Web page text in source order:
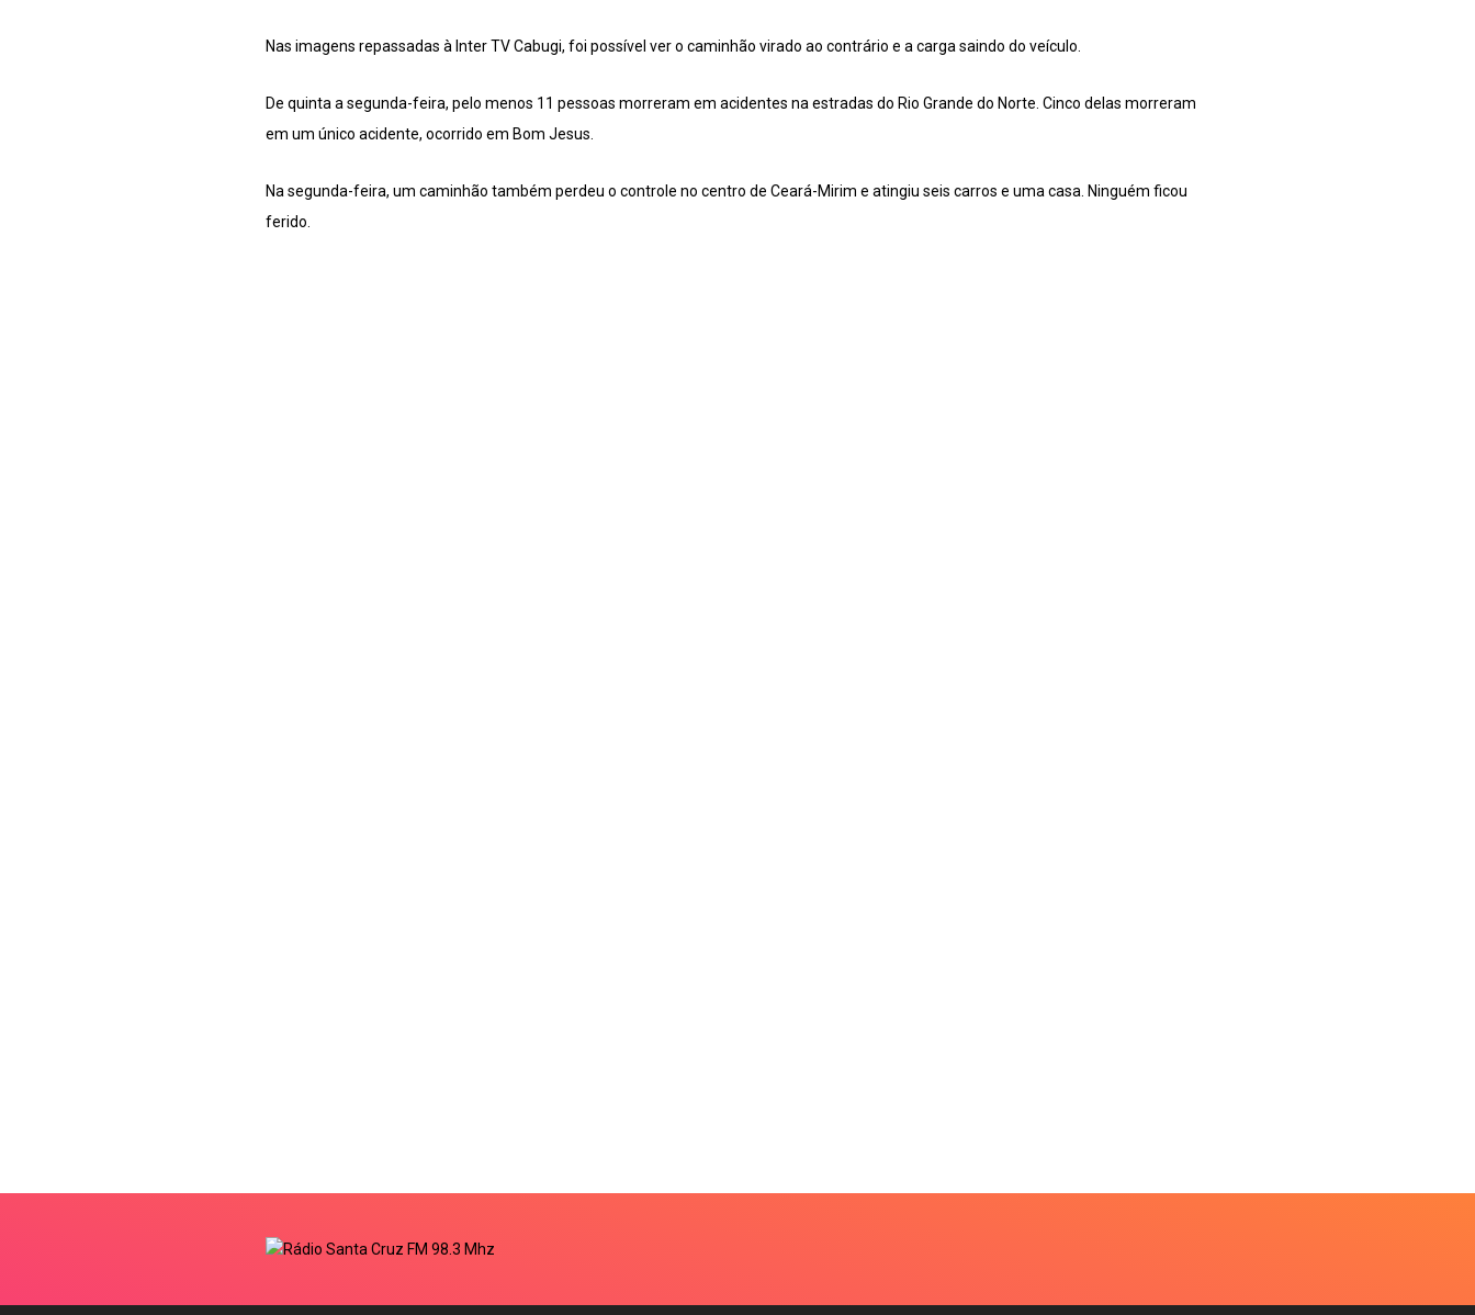
Nas imagens repassadas à Inter TV Cabugi, foi possível ver o caminhão virado ao contrário e a carga saindo do veículo.
De quinta a segunda-feira, pelo menos 11 pessoas morreram em acidentes na estradas do Rio Grande do Norte. Cinco delas morreram
em um único acidente, ocorrido em Bom Jesus.
Na segunda-feira, um caminhão também perdeu o controle no centro de Ceará-Mirim e atingiu seis carros e uma casa. Ninguém ficou
ferido.